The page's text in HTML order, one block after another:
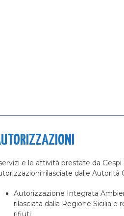
e le attività prestate da
rilasciate dalle Autorità
Autorizzazione Integrata
rilasciata dalla Regione Sicilia e
rifiuti